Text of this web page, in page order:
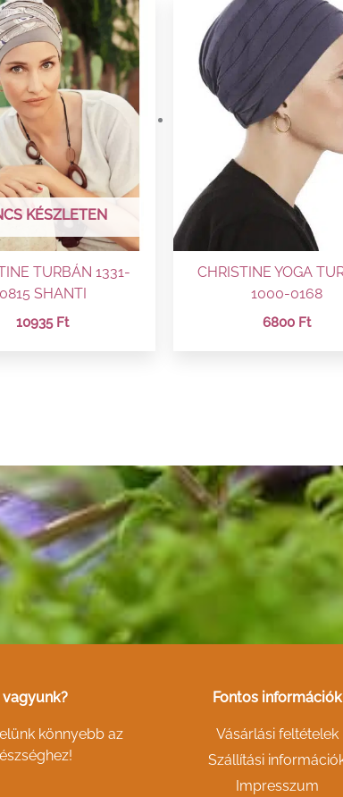
KÉSZLETEN
TURBÁN 1331-
0815 SHANTI
10935 Ft
CHRISTINE YOGA
1000-0168
6800 Ft
könnyebb az
Fontos információk
Vásárlási feltételek
Szállítási
Impresszum